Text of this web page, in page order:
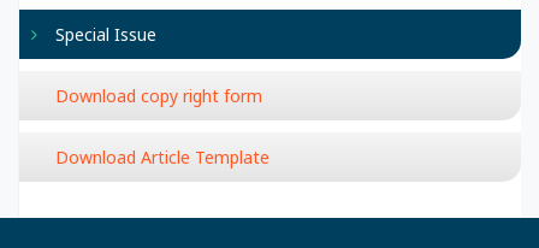
Special Issue
Download copy right form
Download Article Template